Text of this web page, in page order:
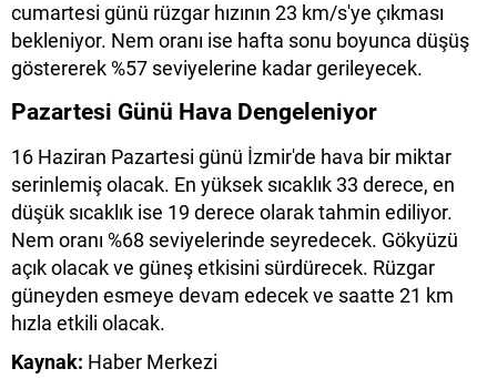
cumartesi günü rüzgar hızının 23 km/s'ye çıkması
bekleniyor. Nem oranı ise hafta sonu boyunca düşüş
göstererek %57 seviyelerine kadar gerileyecek.
Pazartesi Günü Hava Dengeleniyor
16 Haziran Pazartesi günü İzmir'de hava bir miktar
serinlemiş olacak. En yüksek sıcaklık 33 derece, en
düşük sıcaklık ise 19 derece olarak tahmin ediliyor.
Nem oranı %68 seviyelerinde seyredecek. Gökyüzü
açık olacak ve güneş etkisini sürdürecek. Rüzgar
güneyden esmeye devam edecek ve saatte 21 km
hızla etkili olacak.
Kaynak: Haber Merkezi